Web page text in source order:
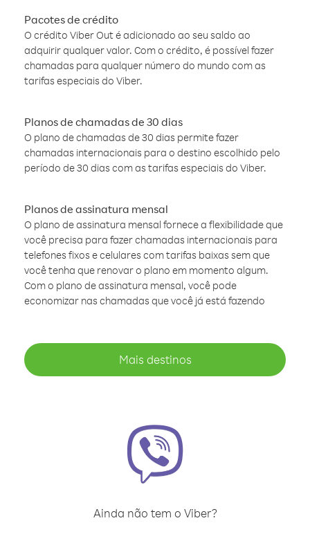
Pacotes de crédito
O crédito Viber Out é adicionado ao seu saldo ao
adquirir qualquer valor. Com o crédito, é possível fazer
chamadas para qualquer número do mundo com as
tarifas especiais do Viber.
Planos de chamadas de 30 dias
O plano de chamadas de 30 dias permite fazer
chamadas internacionais para o destino escolhido pelo
período de 30 dias com as tarifas especiais do Viber.
Planos de assinatura mensal
O plano de assinatura mensal fornece a flexibilidade que
você precisa para fazer chamadas internacionais para
telefones fixos e celulares com tarifas baixas sem que
você tenha que renovar o plano em momento algum.
Com o plano de assinatura mensal, você pode
economizar nas chamadas que você já está fazendo
Mais destinos
Ainda não tem o Viber?